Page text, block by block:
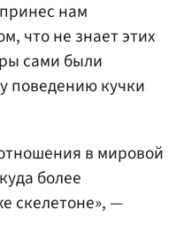
нам
что не знает этих
сами были
поведению кучки
в мировой
более
скелетоне», —